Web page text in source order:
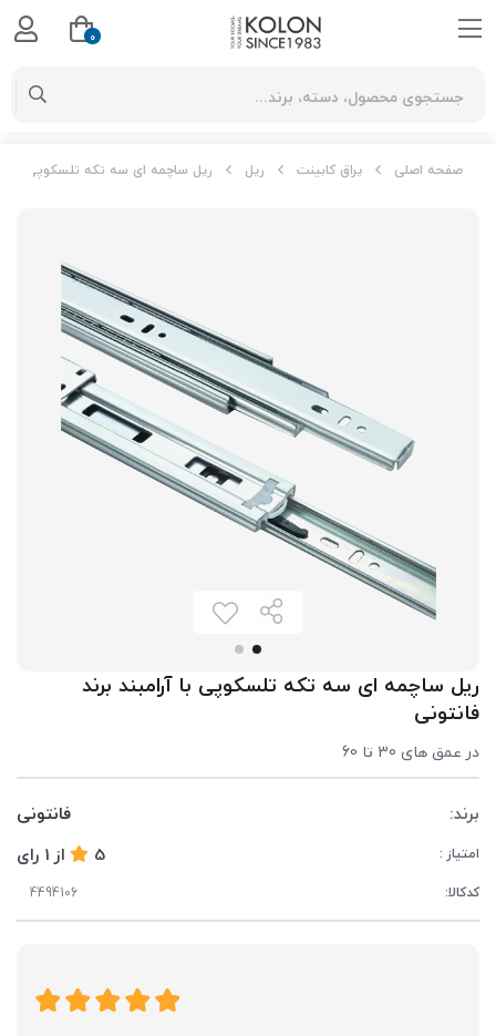
صفحه اصلی یراق کابینت ریل ریل ساچمه ای سه تکه تلسکوپی با
ریل ساچمه ای سه تکه تلسکوپی با آرامبند برند
فانتونی
در عمق های 30 تا 60
برند: فانتونی
امتیاز : 5 از 1 رای
کدکالا:
0